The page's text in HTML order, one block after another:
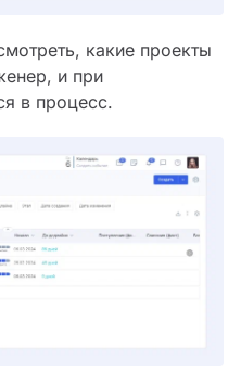
какие проекты
и при
в процесс.